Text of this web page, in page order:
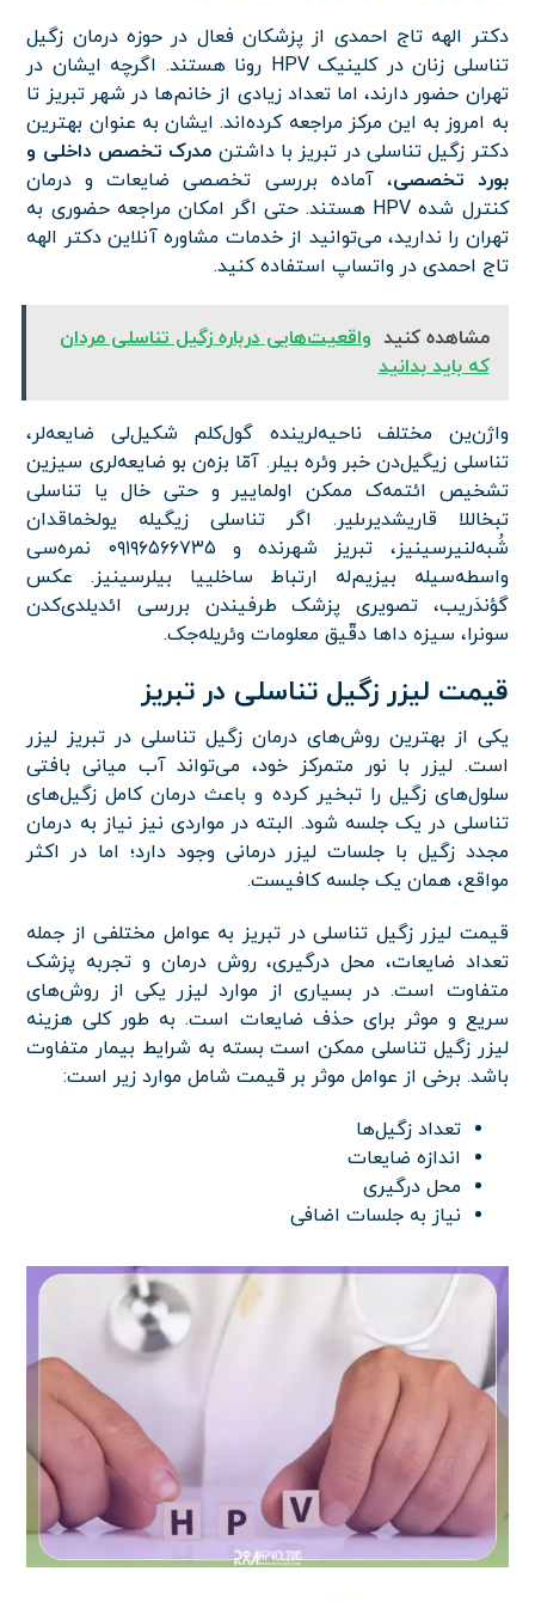
دکتر الهه تاج احمدی از پزشکان فعال در حوزه درمان زگیل
تناسلی زنان در کلینیک HPV رونا هستند. اگرچه ایشان در
تهران حضور دارند، اما تعداد زیادی از خانم‌ها در شهر تبریز تا
به امروز به این مرکز مراجعه کرده‌اند. ایشان به عنوان بهترین
دکتر زگیل تناسلی در تبریز با داشتن مدرک تخصص داخلی و
بورد تخصصی، آماده بررسی تخصصی ضایعات و درمان
کنترل شده HPV هستند. حتی اگر امکان مراجعه حضوری به
تهران را ندارید، می‌توانید از خدمات مشاوره آنلاین دکتر الهه
تاج احمدی در واتساپ استفاده کنید.
مشاهده کنید واقعیت‌هایی درباره زگیل تناسلی مردان
که باید بدانید
واژن‌ین مختلف ناحیه‌لرینده گول‌کلم شکیل‌لی ضایعه‌لر،
تناسلی زیگیل‌دن خبر وئره بیلر. آمّا بزه‌ن بو ضایعه‌لری سیزین
تشخیص ائتمه‌ک ممکن اولماییر و حتی خال یا تناسلی
تبخاللا قاریشدیرىلیر. اگر تناسلی زیگیله یولخماقدان
شُبه‌لنیرسینیز، تبریز شهرنده و ۰۹۱۹۶۵۶۶۷۳۵ نمره‌سی
واسطه‌سیله بیزیم‌له ارتباط ساخلییا بیلرسینیز. عکس
گؤندَریب، تصویری پزشک طرفیندن بررسی ائدیلدی‌کدن
سونرا، سیزه داها دقّیق معلومات وئریله‌جک.
قیمت لیزر زگیل تناسلی در تبریز
یکی از بهترین روش‌های درمان زگیل تناسلی در تبریز لیزر
است. لیزر با نور متمرکز خود، می‌تواند آب میانی بافتی
سلول‌های زگیل را تبخیر کرده و باعث درمان کامل زگیل‌های
تناسلی در یک جلسه شود. البته در مواردی نیز نیاز به درمان
مجدد زگیل با جلسات لیزر درمانی وجود دارد؛ اما در اکثر
مواقع، همان یک جلسه کافیست.
قیمت لیزر زگیل تناسلی در تبریز به عوامل مختلفی از جمله
تعداد ضایعات، محل درگیری، روش درمان و تجربه پزشک
متفاوت است. در بسیاری از موارد لیزر یکی از روش‌های
سریع و موثر برای حذف ضایعات است. به طور کلی هزینه
لیزر زگیل تناسلی ممکن است بسته به شرایط بیمار متفاوت
باشد. برخی از عوامل موثر بر قیمت شامل موارد زیر است:
تعداد زگیل‌ها
اندازه ضایعات
محل درگیری
نیاز به جلسات اضافی